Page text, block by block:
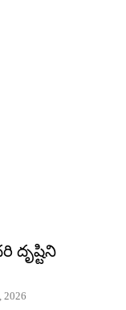
దృష్టిని
2026